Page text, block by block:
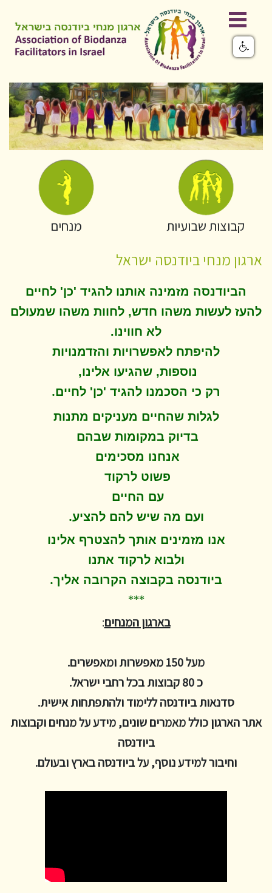
קבוצות שבועיות מנחים
ארגון מנחי ביודנסה ישראל
הביודנסה מזמינה אותנו להגיד 'כן' לחיים
להעז לעשות משהו חדש, לחוות משהו שמעולם
לא חווינו.
להיפתח לאפשרויות והזדמנויות
נוספות, שהגיעו אלינו,
רק כי הסכמנו להגיד 'כן' לחיים.
לגלות שהחיים מעניקים מתנות
בדיוק במקומות שבהם
אנחנו מסכימים
פשוט לרקוד
עם החיים
ועם מה שיש להם להציע.
אנו מזמינים אותך להצטרף אלינו
ולבוא לרקוד אתנו
ביודנסה בקבוצה הקרובה אליך.
***
בארגון המנחים:
מעל 150 מאפשרות ומאפשרים.
כ 80 קבוצות בכל רחבי ישראל.
סדנאות ביודנסה ללימוד ולהתפתחות אישית.
אתר הארגון כולל מאמרים שונים, מידע על מנחים וקבוצות
ביודנסה
וחיבור למידע נוסף, על ביודנסה בארץ ובעולם.